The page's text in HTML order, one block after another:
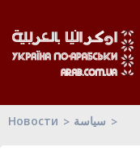
Новости سياسة